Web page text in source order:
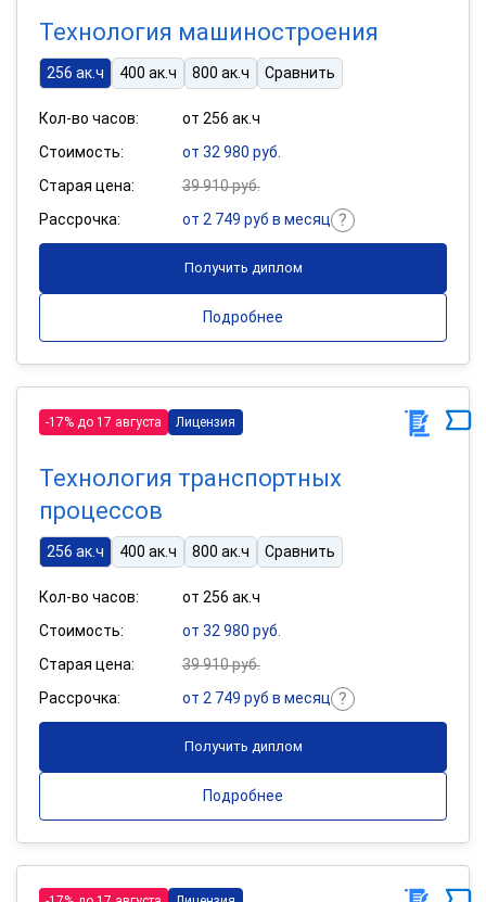
Технология машиностроения
256 ак.ч 400 ак.ч 800 ак.ч Сравнить
Кол-во часов:
от 256 ак.ч
Стоимость:
от 32 980 руб.
Старая цена:
39 910 руб.
Рассрочка:
от 2 749 руб в месяц
Получить диплом
Подробнее
-17% до 17 августа Лицензия
Технология транспортных
процессов
256 ак.ч 400 ак.ч 800 ак.ч Сравнить
Кол-во часов:
от 256 ак.ч
Стоимость:
от 32 980 руб.
Старая цена:
39 910 руб.
Рассрочка:
от 2 749 руб в месяц
Получить диплом
Подробнее